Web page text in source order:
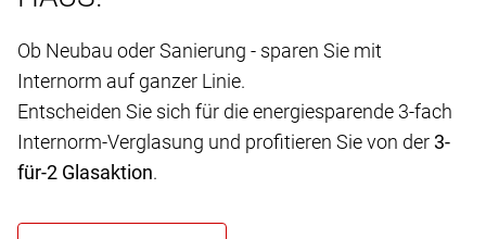
Ob Neubau oder Sanierung - sparen Sie mit
Internorm auf ganzer Linie.
Entscheiden Sie sich für die energiesparende 3-fach
Internorm-Verglasung und profitieren Sie von der 3-
für-2 Glasaktion.